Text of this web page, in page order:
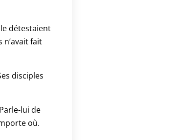
détestaient
fait
disciples
lui de
où.